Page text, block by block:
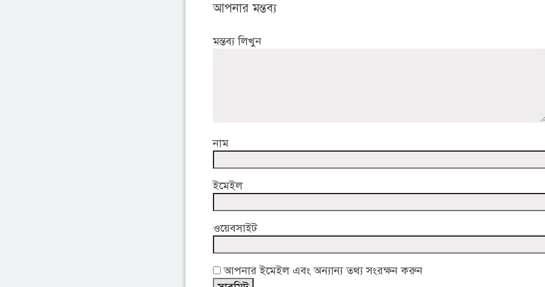
আপনার মন্তব্য
মন্তব্য লিখুন
নাম
ইমেইল
ওয়েবসাইট
আপনার ইমেইল এবং অন্যান্য তথ্য সংরক্ষন করুন